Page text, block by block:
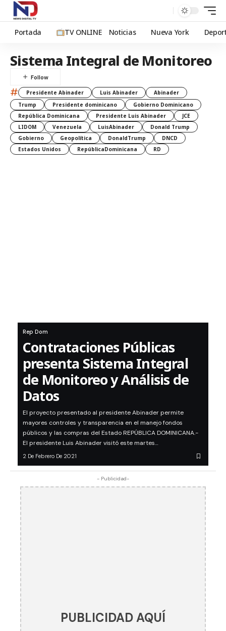
Portada TV ONLINE Noticias Nueva York
Sistema Integral de Monitoreo
# Presidente Abinader Luis Abinader
Abinader
Trump
Presidente dominicano
Gobierno Dominicano
República Dominicana
Presidente Luis Abinader
JCE
LIDOM
Venezuela LuisAbinader
Donald Trump
Gobierno
Geopolítica DonaldTrump
DNCD
Estados Unidos
RepúblicaDominicana RD
Rep Dom
Contrataciones Públicas
presenta Sistema Integral
de Monitoreo y Análisis de
Datos
El proyecto presentado al presidente Abinader permite
mayores controles y transparencia en el manejo fondos
públicos y las compras del Estado REPÚBLICA DOMINICANA.-
El presidente Luis Abinader visitó este martes…
2 De Febrero De 2021
- Publicidad-
PUBLICIDAD AQUÍ